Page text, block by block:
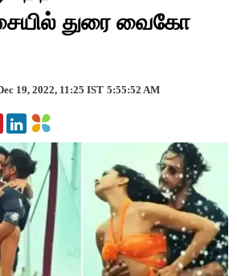
துரை வைகோ
19, 2022, 11:25 IST 5:55:52 AM